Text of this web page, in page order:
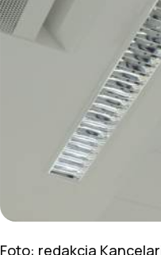
Foto: redakcia